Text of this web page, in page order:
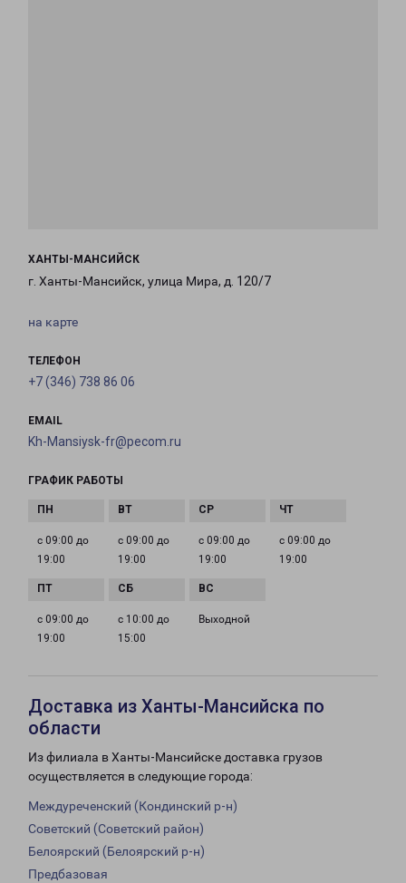
ХАНТЫ-МАНСИЙСК
г. Ханты-Мансийск, улица Мира, д. 120/7
на карте
ТЕЛЕФОН
+7 (346) 738 86 06
EMAIL
Kh-Mansiysk-fr@pecom.ru
ГРАФИК РАБОТЫ
с 09:00 до
19:00
с 09:00 до
19:00
с 09:00 до
19:00
с 09:00 до
19:00
с 09:00 до
19:00
с 10:00 до
15:00
Выходной
Доставка из Ханты-Мансийска по
области
Из филиала в Ханты-Мансийске доставка грузов
осуществляется в следующие города:
Междуреченский (Кондинский р-н)
Советский (Советский район)
Белоярский (Белоярский р-н)
Предбазовая